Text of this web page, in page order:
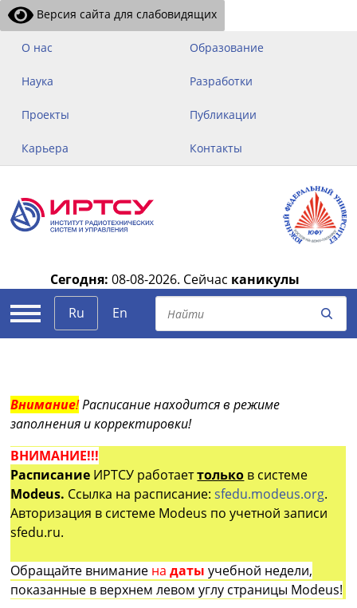
Версия сайта для слабовидящих
О нас Образование
Наука Разработки
Проекты Публикации
Карьера Контакты
Сегодня: 08-08-2026. Сейчас каникулы
Ru
En
Внимание!Расписание находится в режиме
заполнения и корректировки!
ВНИМАНИЕ!!!
Расписание ИРТСУ работаеттолько в системе
Modeus. Ссылка на расписание:sfedu.modeus.org.
Авторизация в системе Modeus по учетной записи
sfedu.ru.
Обращайте внимание на датыучебной недели,
показанные в верхнем левом углу страницы Modeus!